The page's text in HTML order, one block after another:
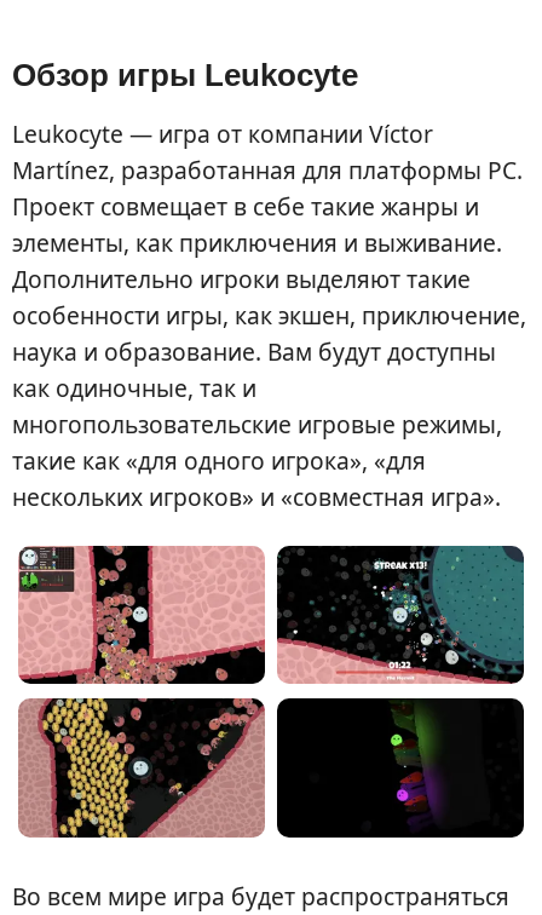
Обзор игры Leukocyte
Leukocyte — игра от компании Víctor
Martínez, разработанная для платформы PC.
Проект совмещает в себе такие жанры и
элементы, как приключения и выживание.
Дополнительно игроки выделяют такие
особенности игры, как экшен, приключение,
наука и образование. Вам будут доступны
как одиночные, так и
многопользовательские игровые режимы,
такие как «для одного игрока», «для
нескольких игроков» и «совместная игра».
Во всем мире игра будет распространяться